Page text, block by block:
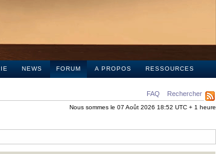
NEWS FORUM A PROPOS RESSOURCES
FAQ Rechercher
Nous sommes le 07 Août 2026 18:52 UTC + 1 heure